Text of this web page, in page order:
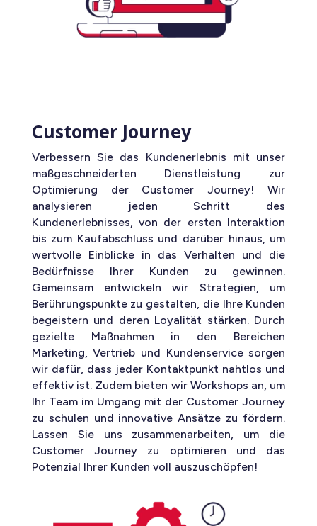
Customer Journey
Verbessern Sie das Kundenerlebnis mit unser
maßgeschneiderten Dienstleistung zur
Optimierung der Customer Journey! Wir
analysieren jeden Schritt des
Kundenerlebnisses, von der ersten Interaktion
bis zum Kaufabschluss und darüber hinaus, um
wertvolle Einblicke in das Verhalten und die
Bedürfnisse Ihrer Kunden zu gewinnen.
Gemeinsam entwickeln wir Strategien, um
Berührungspunkte zu gestalten, die Ihre Kunden
begeistern und deren Loyalität stärken. Durch
gezielte Maßnahmen in den Bereichen
Marketing, Vertrieb und Kundenservice sorgen
wir dafür, dass jeder Kontaktpunkt nahtlos und
effektiv ist. Zudem bieten wir Workshops an, um
Ihr Team im Umgang mit der Customer Journey
zu schulen und innovative Ansätze zu fördern.
Lassen Sie uns zusammenarbeiten, um die
Customer Journey zu optimieren und das
Potenzial Ihrer Kunden voll auszuschöpfen!